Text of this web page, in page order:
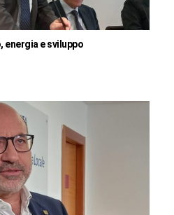
energia e sviluppo